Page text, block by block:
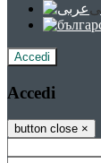
Accedi
Accedi
button close ×